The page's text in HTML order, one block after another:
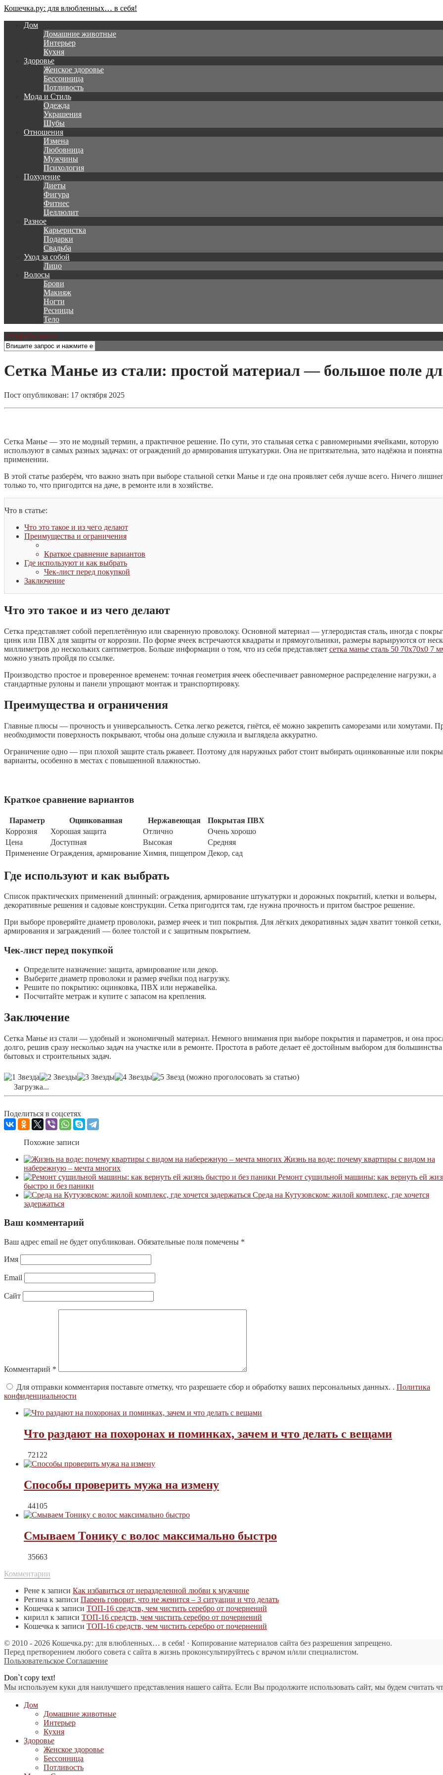
Кошечка.ру: для влюбленных… в себя!
Дом
Домашние животные
Интерьер
Кухня
Здоровье
Женское здоровье
Бессонница
Потливость
Мода и Стиль
Одежда
Украшения
Шубы
Отношения
Измена
Любовница
Мужчины
Психология
Похудение
Диеты
Фигура
Фитнес
Целлюлит
Разное
Карьеристка
Подарки
Свадьба
Уход за собой
Лицо
Волосы
Брови
Макияж
Ногти
Ресницы
Тело
Открыть меню
Сетка Манье из стали: простой материал — большое поле
Пост опубликован: 17 октября 2025
Сетка Манье — это не модный термин, а практичное решение. По сути, это стальная сетка с равномерными ячейками, которую
используют в самых разных задачах: от ограждений до армирования штукатурки. Она не притязательна, зато надёжна и
применении.
В этой статье разберём, что важно знать при выборе стальной сетки Манье и где она проявляет себя лучше всего. Ничего
только то, что пригодится на даче, в ремонте или в хозяйстве.
Что в статье:
Что это такое и из чего делают
Преимущества и ограничения
Краткое сравнение вариантов
Где используют и как выбрать
Чек-лист перед покупкой
Заключение
Что это такое и из чего делают
Сетка представляет собой переплетённую или сваренную проволоку. Основной материал — углеродистая сталь, иногда с
цинк или ПВХ для защиты от коррозии. По форме ячеек встречаются квадраты и прямоугольники, размеры варьируются от
миллиметров до нескольких сантиметров. Больше информации о том, что из себя представляет сетка манье сталь 50 70х70х0 7
можно узнать пройдя по ссылке.
Производство простое и проверенное временем: точная геометрия ячеек обеспечивает равномерное распределение нагрузки, а
стандартные рулоны и панели упрощают монтаж и транспортировку.
Преимущества и ограничения
Главные плюсы — прочность и универсальность. Сетка легко режется, гнётся, её можно закрепить саморезами или хомутами.
необходимости поверхность покрывают, чтобы она дольше служила и выглядела аккуратно.
Ограничение одно — при плохой защите сталь ржавеет. Поэтому для наружных работ стоит выбирать оцинкованные или
варианты, особенно в местах с повышенной влажностью.
Краткое сравнение вариантов
Параметр Оцинкованная Нержавеющая
Покрытая ПВХ
Коррозия
Хорошая защита Отлично
Очень хорошо
Цена
Доступная Высокая
Средняя
Применение Ограждения, армирование Химия, пищепром Декор, сад
Где используют и как выбрать
Список практических применений длинный: ограждения, армирование штукатурки и дорожных покрытий, клетки и вольеры,
декоративные решения и садовые конструкции. Сетка пригодится там, где нужна прочность и притом быстрое решение.
При выборе проверяйте диаметр проволоки, размер ячеек и тип покрытия. Для лёгких декоративных задач хватит тонкой сетки,
армирования и заграждений — более толстой и с защитным покрытием.
Чек-лист перед покупкой
Определите назначение: защита, армирование или декор.
Выберите диаметр проволоки и размер ячейки под нагрузку.
Решите по покрытию: оцинковка, ПВХ или нержавейка.
Посчитайте метраж и купите с запасом на крепления.
Заключение
Сетка Манье из стали — удобный и экономичный материал. Немного внимания при выборе покрытия и параметров, и она
долго, решив сразу несколько задач на участке или в ремонте. Простота в работе делает её достойным выбором для большинства
бытовых и строительных задач.
(можно проголосовать за статью)
Загрузка...
Поделиться в соцсетях
Похожие записи
Жизнь на воде: почему квартиры с видом на
набережную – мечта многих
Ремонт сушильной машины: как вернуть ей
быстро и без паники
Среда на Кутузовском: жилой комплекс, где хочется
задержаться
Ваш комментарий
Ваш адрес email не будет опубликован. Обязательные поля помечены *
Имя
Email
Сайт
Комментарий *
Для отправки комментария поставьте отметку, что разрешаете сбор и обработку ваших персональных данных. . Политика
конфиденциальности
Что раздают на похоронах и поминках, зачем и что делать с вещами
72122
Способы проверить мужа на измену
44105
Смываем Тонику с волос максимально быстро
35663
Комментарии
Рене к записи Как избавиться от неразделенной любви к мужчине
Регина к записи Парень говорит, что не женится – 3 ситуации и что делать
Кошечка к записи ТОП-16 средств, чем чистить серебро от почернений
кирилл к записи ТОП-16 средств, чем чистить серебро от почернений
Кошечка к записи ТОП-16 средств, чем чистить серебро от почернений
© 2010 - 2026 Кошечка.ру: для влюбленных… в себя! · Копирование материалов сайта без разрешения запрещено.
Перед претворением любого совета с сайта в жизнь проконсультируйтесь с врачом и/или специалистом.
Пользовательское Соглашение
Don`t copy text!
Мы используем куки для наилучшего представления нашего сайта. Если Вы продолжите использовать сайт, мы будем считать
Дом
Домашние животные
Интерьер
Кухня
Здоровье
Женское здоровье
Бессонница
Потливость